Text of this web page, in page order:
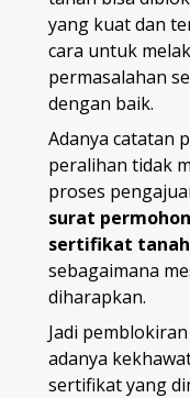
yang kuat dan
cara untuk
permasalahan
dengan baik.
Adanya catatan
peralihan tidak
proses
surat
sertifikat tanah
sebagaimana
diharapkan.
Jadi
adanya
sertifikat yang